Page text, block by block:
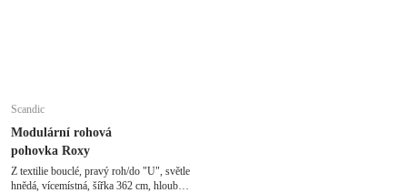
Scandic
Modulární rohová
pohovka Roxy
Z textilie bouclé, pravý roh/do "U", světle
hnědá, vícemístná, šířka 362 cm, hloubka